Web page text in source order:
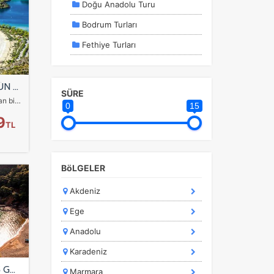
FETHİYE MACERA TURU 4 GÜN 3 GECE
Fethiye, turizmin önemli mekanlarından biridir. Zengin tarihi, muhteşem doğası ve sıcak insanları ile Fethiye, özellikle de Ege Bölgesi'nde bulunan kültür ve kıyı…
TL
OLİMPOS ADRASAN TATİLİ 5 GÜN 4 GECE
Doğu Anadolu Turu
Bodrum Turları
Fethiye Turları
Günübirlik Turlar
Olympos Turları
Otel Rezervasyon
Sömestr Özel Turlar
Tatil Turları
SÜRE
0 15
BöLGELER
Akdeniz
Ege
Anadolu
Karadeniz
Marmara